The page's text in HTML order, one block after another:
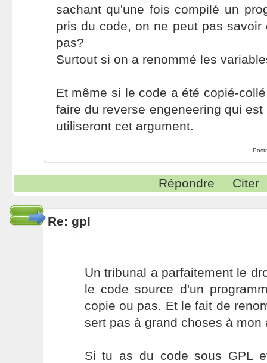
sachant qu'une fois compilé un
pris du code, on ne peut pas
pas?
Surtout si on a renommé les
Et même si le code a été copié-
faire du reverse engeneering qui
utiliseront cet argument.
Répondre Citer
Re: gpl
Un tribunal a parfaitement le
le code source d'un
copie ou pas. Et le fait de
sert pas à grand choses à mon
Si tu as du code sous GPL